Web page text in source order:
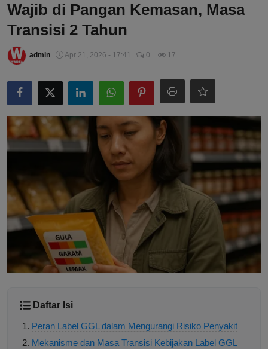
Wajib di Pangan Kemasan, Masa
Transisi 2 Tahun
admin Apr 21, 2026 - 17:41 0 17
Daftar Isi
Peran Label GGL dalam Mengurangi Risiko Penyakit
Mekanisme dan Masa Transisi Kebijakan Label GGL